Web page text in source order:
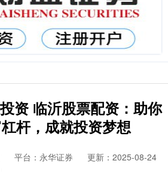
资 临沂股票配资：助你
杆，成就投资梦想
平台：永华证券
更新：2025-08-24